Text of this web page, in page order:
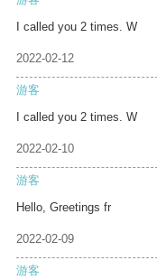
I called you 2 times. W
2022-02-12
游客
I called you 2 times. W
2022-02-10
游客
Hello, Greetings fr
2022-02-09
游客